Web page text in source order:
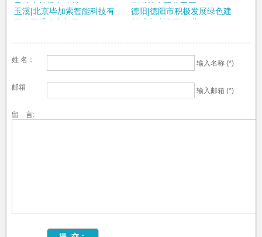
采购支持绿色建材...
能科技有限公司正...
玉溪|北京毕加索智能科技有
限公司受邀参加玉...
德阳|德阳市积极发展绿色建
材试点建设工作 北...
姓 名： 输入名称 (*)
邮箱 输入邮箱 (*)
留 言: